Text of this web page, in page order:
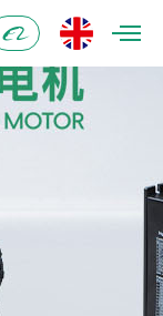
阿
里
巴